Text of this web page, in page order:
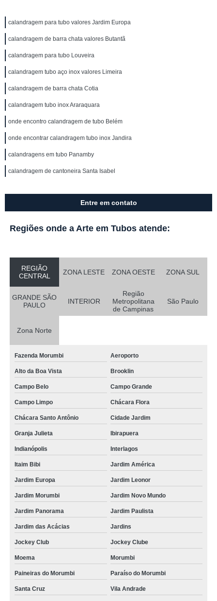
calandragem para tubo valores Jardim Europa
calandragem de barra chata valores Butantã
calandragem para tubo Louveira
calandragem tubo aço inox valores Limeira
calandragem de barra chata Cotia
calandragem tubo inox Araraquara
onde encontro calandragem de tubo Belém
onde encontrar calandragem tubo inox Jandira
calandragens em tubo Panamby
calandragem de cantoneira Santa Isabel
Entre em contato
Regiões onde a Arte em Tubos atende:
REGIÃO
CENTRAL
ZONA LESTE ZONA OESTE ZONA SUL
GRANDE SÃO
PAULO
INTERIOR
Região
Metropolitana
de Campinas
São Paulo
Zona Norte
Fazenda Morumbi Aeroporto
Alto da Boa Vista Brooklin
Campo Belo Campo Grande
Campo Limpo Chácara Flora
Chácara Santo Antônio Cidade Jardim
Granja Julieta Ibirapuera
Indianópolis Interlagos
Itaim Bibi Jardim América
Jardim Europa Jardim Leonor
Jardim Morumbi Jardim Novo Mundo
Jardim Panorama Jardim Paulista
Jardim das Acácias Jardins
Jockey Club Jockey Clube
Moema Morumbi
Paineiras do Morumbi Paraíso do Morumbi
Santa Cruz Vila Andrade